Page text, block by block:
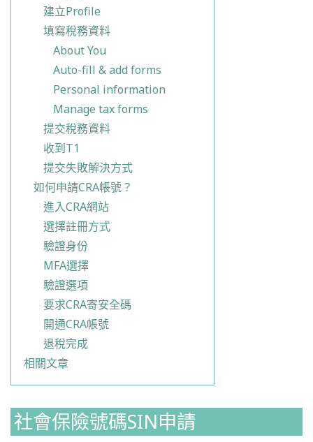
建立Profile
填寫稅務資料
About You
Auto-fill & add forms
Personal information
Manage tax forms
提交稅務資料
收到T1
提交失敗解決方式
如何申請CRA帳號？
進入CRA網站
選擇註冊方式
驗證身份
MFA選擇
驗證選項
要求CRA寄安全碼
開通CRA帳號
退稅完成
相關文章
社會保險號碼SIN申請